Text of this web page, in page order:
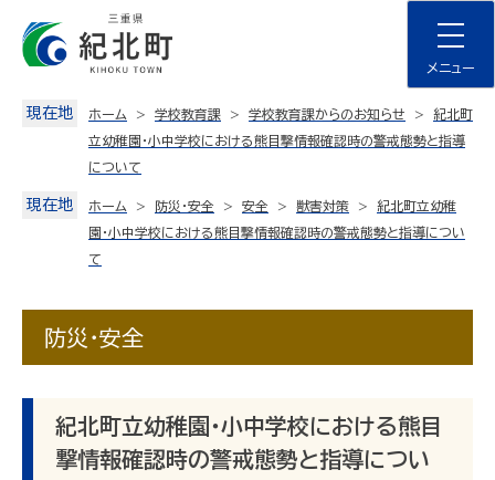
content
メニュー
現在地 ホーム 学校教育課 学校教育課からのお知らせ
紀北町
立幼稚園・小中学校における熊目撃情報確認時の警戒態勢と指導
について
現在地 ホーム 防災・安全 安全 獣害対策
紀北町立幼稚
園・小中学校における熊目撃情報確認時の警戒態勢と指導につい
て
防災・安全
紀北町立幼稚園・小中学校における熊目
撃情報確認時の警戒態勢と指導につい